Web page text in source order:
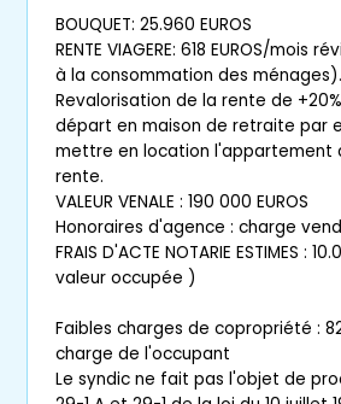
BOUQUET: 25.960 EUROS
RENTE VIAGERE: 618 EUROS/
à la consommation des ménages).
Revalorisation de la rente de
départ en maison de retraite par
mettre en location l'appartement
rente.
VALEUR VENALE : 190 000 EUROS
Honoraires d'agence : charge
FRAIS D'ACTE NOTARIE ESTIMES
valeur occupée )
Faibles charges de copropriété :
charge de l'occupant
Le syndic ne fait pas l'objet de